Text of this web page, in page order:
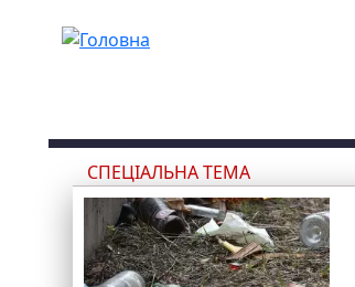
СПЕЦІАЛЬНА ТЕМА